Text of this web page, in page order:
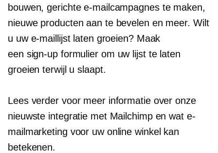
bouwen, gerichte e-mailcampagnes te maken,
nieuwe producten aan te bevelen en meer. Wilt
u uw e-maillijst laten groeien? Maak
een sign-upformulier om uw lijst te laten
groeien terwijl u slaapt.
Lees verder voor meer informatie over onze
nieuwste integratie met Mailchimp en wat e-
mailmarketing voor uw online winkel kan
betekenen.